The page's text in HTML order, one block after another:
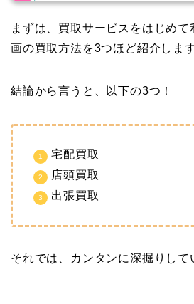
まずは、買取サービスをはじめて
画の買取方法を3つほど紹介します
結論から言うと、以下の3つ！
宅配買取
店頭買取
出張買取
それでは、カンタンに深掘りして